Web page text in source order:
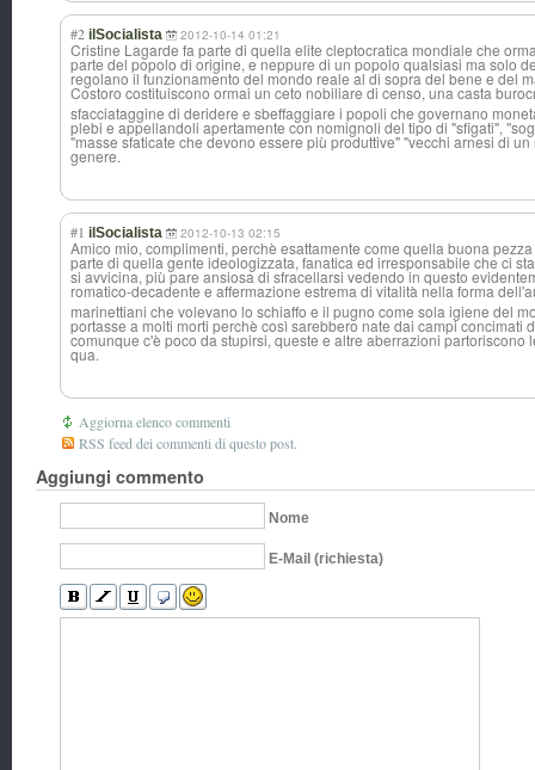
#2 ilSocialista 2012-10-14 01:21
Cristine Lagarde fa parte di quella elite cleptocratica mondiale che
parte del popolo di origine, e neppure di un popolo qualsiasi ma solo
regolano il funzionamento del mondo reale al di sopra del bene e del
Costoro costituiscono ormai un ceto nobiliare di censo, una casta
sfacciataggine di deridere e sbeffaggiare i popoli che governano
plebi e appellandoli apertamente con nomignoli del tipo di "sfigati",
"masse sfaticate che devono essere più produttive" "vecchi arnesi di
genere.
#1 ilSocialista 2012-10-13 02:15
Amico mio, complimenti, perchè esattamente come quella buona
parte di quella gente ideologizzata, fanatica ed irresponsabile che ci
si avvicina, più pare ansiosa di sfracellarsi vedendo in questo
romatico-decadente e affermazione estrema di vitalità nella forma
marinettiani che volevano lo schiaffo e il pugno come sola igiene del
portasse a molti morti perchè così sarebbero nate dai campi concimati
comunque c'è poco da stupirsi, queste e altre aberrazioni
qua.
Aggiorna elenco commenti
RSS feed dei commenti di questo post.
Aggiungi commento
Nome
E-Mail (richiesta)